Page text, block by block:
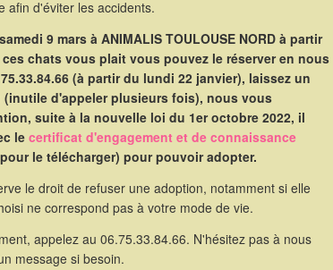
afin d'éviter les accidents.
9 mars à ANIMALIS TOULOUSE NORD à partir
ces chats vous plait vous pouvez le réserver en nous
(à partir du lundi 22 janvier), laissez un
(inutile d'appeler plusieurs fois), nous vous
suite à la nouvelle loi du 1er octobre 2022, il
lecertificat d'engagement et de connaissance
le télécharger) pour pouvoir adopter.
le droit de refuser une adoption, notamment si elle
ne correspond pas à votre mode de vie.
appelez au 06.75.33.84.66. N'hésitez pas à nous
message si besoin.